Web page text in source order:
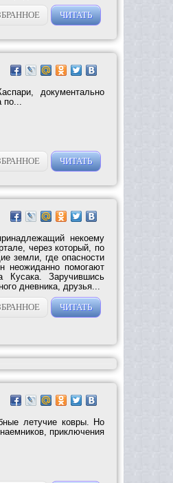
ЧИТАТЬ
документально
ЧИТАТЬ
некоему
через который, по
земли, где опасности
неожиданно помогают
Кусака. Заручившись
дневника, друзья...
ЧИТАТЬ
летучие ковры. Но
приключения